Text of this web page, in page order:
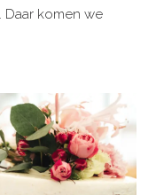
. Daar komen we